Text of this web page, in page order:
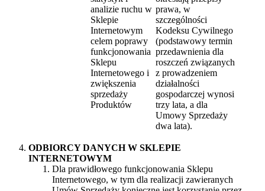
analizie ruchu w
Sklepie
Internetowym
celem poprawy
funkcjonowania
Sklepu
Internetowego i
zwiększenia
sprzedaży
Produktów
prawa, w
szczególności
Kodeksu Cywilnego
(podstawowy termin
przedawnienia dla
roszczeń związanych
z prowadzeniem
działalności
gospodarczej wynosi
trzy lata, a dla
Umowy Sprzedaży
dwa lata).
ODBIORCY DANYCH W SKLEPIE
INTERNETOWYM
Dla prawidłowego funkcjonowania Sklepu
Internetowego, w tym dla realizacji zawieranych